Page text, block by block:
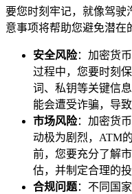
要您时刻牢记，就像驾驶
意事项将帮助您避免潜在
安全风险：加密货
过程中，您要时刻
词、私钥等关键信
能会遭受诈骗，导致
市场风险：加密货
动极为剧烈，ATM
前，您要充分了解
估，并制定合理的
合规问题：不同国